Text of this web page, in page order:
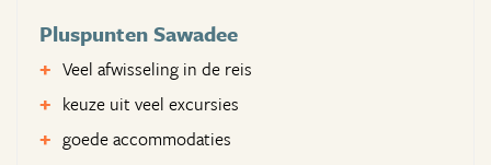
Pluspunten Sawadee
Veel afwisseling in de reis
keuze uit veel excursies
goede accommodaties